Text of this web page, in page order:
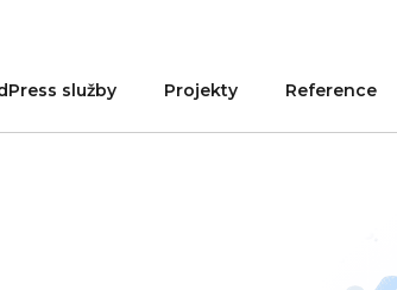
služby Projekty Reference